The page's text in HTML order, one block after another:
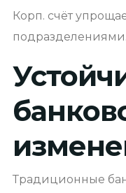
Корп. счёт
подразделениями.
Традиционные